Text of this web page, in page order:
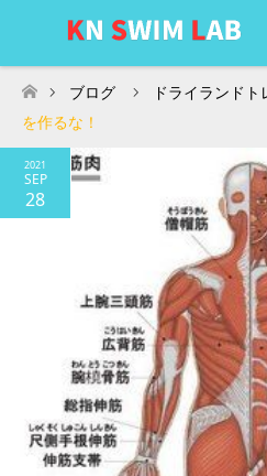
ホーム
ブログ ドライランド
を作るな！
2021
SEP
28